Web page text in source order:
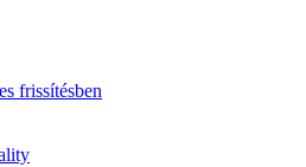
frissítésben